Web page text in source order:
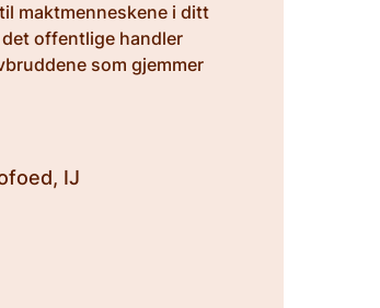
maktmenneskene i ditt
offentlige handler
som gjemmer
IJ